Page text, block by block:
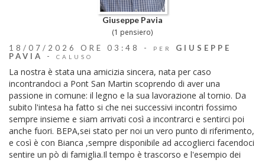
Giuseppe Pavia
(1 pensiero)
18/07/2026 ORE 03:48 - PER
GIUSEPPE
PAVIA
- CALUSO
La nostra è stata una amicizia sincera, nata per caso
incontrandoci a Pont San Martin scoprendo di aver una
passione in comune: il legno e la sua lavorazione al tornio. Da
subito l'intesa ha fatto si che nei successivi incontri fossimo
sempre insieme e siam arrivati così a incontrarci e sentirci poi
anche fuori. BEPA,sei stato per noi un vero punto di riferimento,
e così è con Bianca ,sempre disponibile ad accoglierci facendoci
sentire un pò di famiglia.Il tempo è trascorso e l'esempio dei